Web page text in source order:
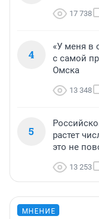
17 738
4
«У меня в
с самой
Омска
13 348
5
растет
это не
13 253
МНЕНИЕ